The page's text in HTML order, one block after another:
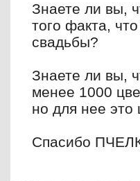
Знаете ли вы,
того факта,
свадьбы?
Знаете ли вы,
менее 1000
но для нее это
Спасибо